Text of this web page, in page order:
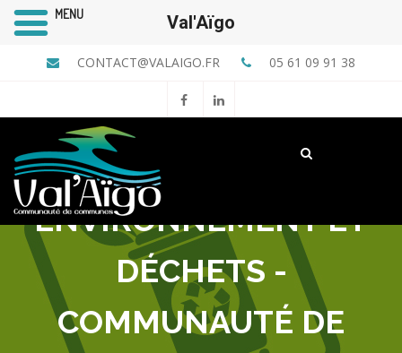
CONTACT@VALAIGO.FR 05 61 09 91 38
ENVIRONNEMENT ET
DÉCHETS -
COMMUNAUTÉ DE
MENU Val'Aïgo